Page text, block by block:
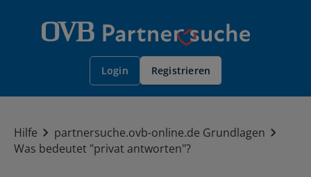
Login Registrieren
Hilfe
partnersuche.ovb-online.de Grundlagen
Was bedeutet "privat antworten"?